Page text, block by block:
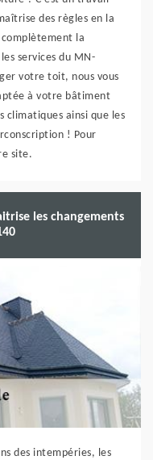
des règles en la
la
services du MN-
votre toit, nous vous
à votre bâtiment
climatiques ainsi que les
! Pour
site.
les changements
des intempéries, les